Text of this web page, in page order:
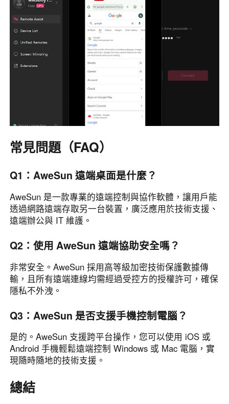
Other Regions
English
AI-translated page. Original content available in English.
常見問題（FAQ）
Q1：AweSun 遠端桌面是什麼？
AweSun 是一款專業的遠端控制與協作軟體，讓用戶能
透過網路遠端存取另一台裝置，廣泛應用於技術支援、
遠端辦公與 IT 維護。
Q2：使用 AweSun 遠端協助安全嗎？
非常安全。AweSun 採用高等級加密技術保護數據傳
輸，且所有遠端連線均需經過受控方的授權許可，確保
隱私不外洩。
Q3：AweSun 是否支援手機控制電腦？
是的。AweSun 支援跨平台操作，您可以使用 iOS 或
Android 手機輕鬆遠端控制 Windows 或 Mac 電腦，實
現隨時隨地的技術支援。
總結